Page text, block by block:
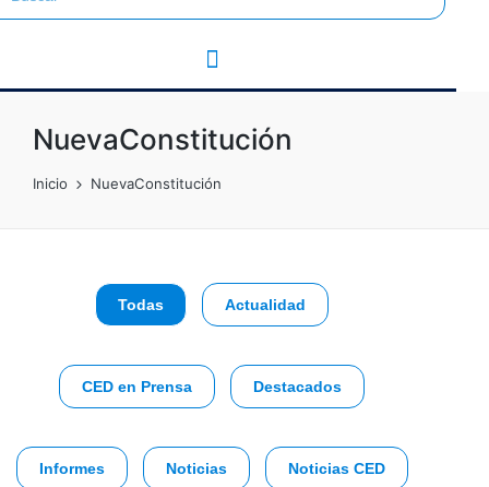
NuevaConstitución
Inicio NuevaConstitución
Todas Actualidad
CED en Prensa Destacados
Informes Noticias Noticias CED